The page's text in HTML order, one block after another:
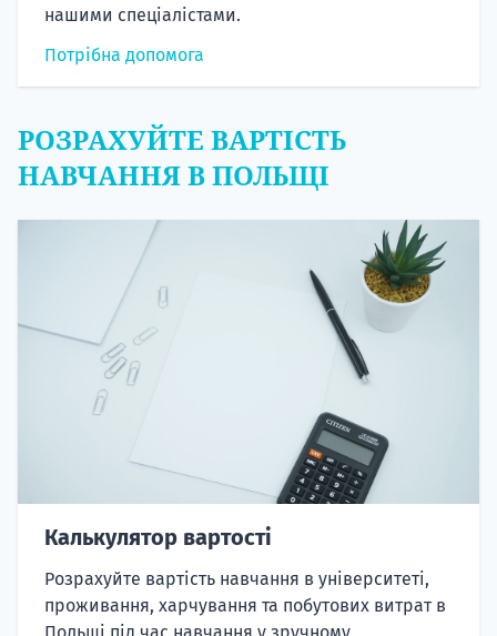
нашими спеціалістами.
Потрібна допомога
РОЗРАХУЙТЕ ВАРТІСТЬ
НАВЧАННЯ В ПОЛЬЩІ
Калькулятор вартості
Розрахуйте вартість навчання в університеті,
проживання, харчування та побутових витрат в